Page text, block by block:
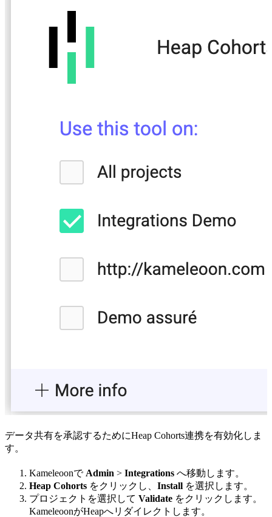
データ共有を承認するためにHeap Cohorts連携を有効化しま
す。
Kameleoonで Admin > Integrations へ移動します。
Heap Cohorts をクリックし、 Install を選択します。
プロジェクトを選択して Validate をクリックします。
KameleoonがHeapへリダイレクトします。